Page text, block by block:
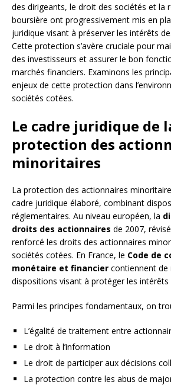
des dirigeants, le droit des sociétés et la
boursière ont progressivement mis en
juridique visant à préserver les intérêts
Cette protection s’avère cruciale pour
des investisseurs et assurer le bon
marchés financiers. Examinons les
enjeux de cette protection dans
sociétés cotées.
Le cadre juridique de
protection des
minoritaires
La protection des actionnaires
cadre juridique élaboré, combinant
réglementaires. Au niveau européen, la
droits des actionnaires de 2007,
renforcé les droits des actionnaires
sociétés cotées. En France, le Code de
monétaire et financier contiennent de
dispositions visant à protéger les
Parmi les principes fondamentaux, on
L’égalité de traitement entre
Le droit à l’information
Le droit de participer aux décisions
La protection contre les abus de